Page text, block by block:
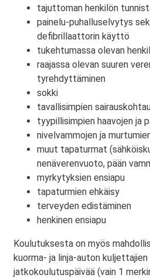
tajuttoman henkilön
painelu-puhalluselvytys
defibrillaattorin käyttö
tukehtumassa olevan
raajassa olevan suuren
tyrehdyttäminen
sokki
tavallisimpien
tyypillisimpien haavojen ja
nivelvammojen ja
muut tapaturmat
nenäverenvuoto, pään
myrkytyksien ensiapu
tapaturmien ehkäisy
terveyden edistäminen
henkinen ensiapu
Koulutuksesta on myös
kuorma- ja linja-auton
jatkokoulutuspäivää (vain 1